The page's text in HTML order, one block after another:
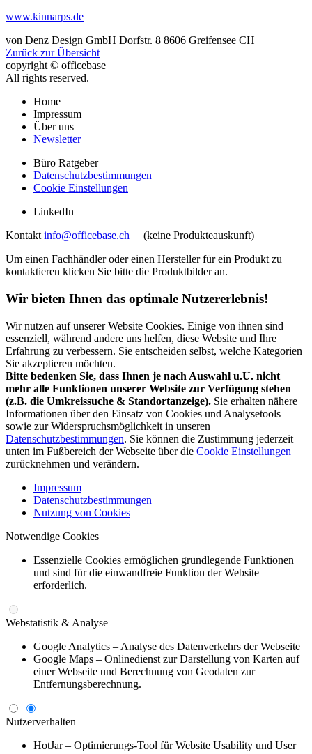
www.kinnarps.de
von Denz Design GmbH Dorfstr. 8 8606 Greifensee CH
Zurück zur Übersicht
copyright © officebase
All rights reserved.
Home
Impressum
Über uns
Newsletter
Büro Ratgeber
Datenschutzbestimmungen
Cookie Einstellungen
LinkedIn
Kontakt info@officebase.ch
(keine Produkteauskunft)
Um einen Fachhändler oder einen Hersteller für ein Produkt zu
kontaktieren klicken Sie bitte die Produktbilder an.
Wir bieten Ihnen das optimale Nutzererlebnis!
Wir nutzen auf unserer Website Cookies. Einige von ihnen sind
essenziell, während andere uns helfen, diese Website und Ihre
Erfahrung zu verbessern. Sie entscheiden selbst, welche Kategorien
Sie akzeptieren möchten.
Bitte bedenken Sie, dass Ihnen je nach Auswahl u.U. nicht
mehr alle Funktionen unserer Website zur Verfügung stehen
(z.B. die Umkreissuche & Standortanzeige). Sie erhalten nähere
Informationen über den Einsatz von Cookies und Analysetools
sowie zur Widerspruchsmöglichkeit in unseren
Datenschutzbestimmungen. Sie können die Zustimmung jederzeit
unten im Fußbereich der Webseite über die Cookie Einstellungen
zurücknehmen und verändern.
Impressum
Datenschutzbestimmungen
Nutzung von Cookies
Notwendige Cookies
Essenzielle Cookies ermöglichen grundlegende Funktionen
und sind für die einwandfreie Funktion der Website
erforderlich.
Webstatistik & Analyse
Google Analytics – Analyse des Datenverkehrs der Webseite
Google Maps – Onlinedienst zur Darstellung von Karten auf
einer Webseite und Berechnung von Geodaten zur
Entfernungsberechnung.
Nutzerverhalten
HotJar – Optimierungs-Tool für Website Usability und User